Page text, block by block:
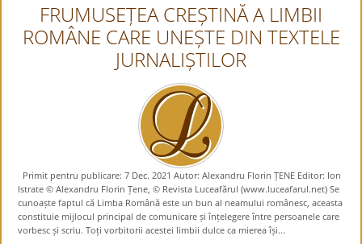
FRUMUSEȚEA CREȘTINĂ A LIMBII
ROMÂNE CARE UNEȘTE DIN TEXTELE
JURNALIȘTILOR
Primit pentru publicare: 7 Dec. 2021 Autor: Alexandru Florin ȚENE Editor: Ion
Istrate © Alexandru Florin Țene, © Revista Luceafărul (www.luceafarul.net) Se
cunoaște faptul că Limba Română este un bun al neamului românesc, aceasta
constituie mijlocul principal de comunicare și înțelegere între persoanele care
vorbesc și scriu. Toți vorbitorii acestei limbii dulce ca mierea își...